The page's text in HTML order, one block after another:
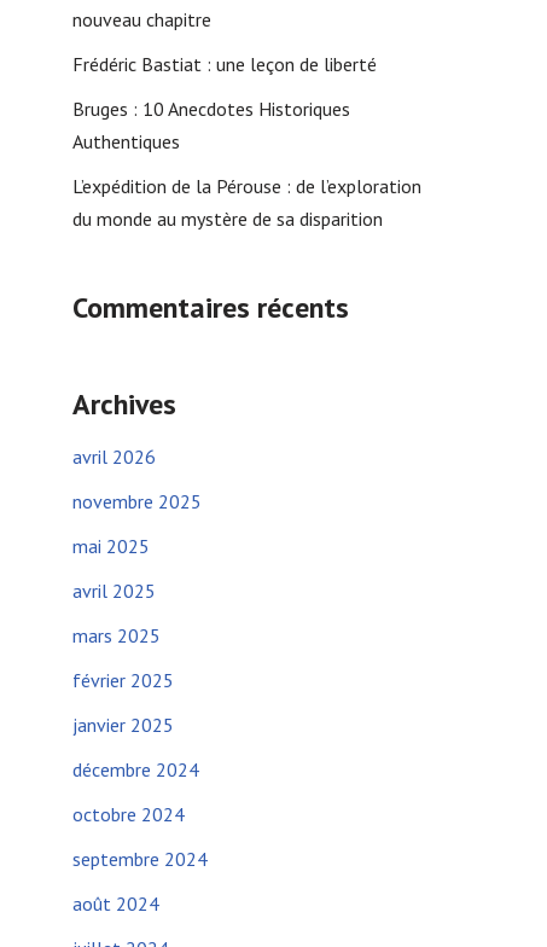
nouveau chapitre
Frédéric Bastiat : une leçon de liberté
Bruges : 10 Anecdotes Historiques
Authentiques
L’expédition de la Pérouse : de l’exploration
du monde au mystère de sa disparition
Commentaires récents
Archives
avril 2026
novembre 2025
mai 2025
avril 2025
mars 2025
février 2025
janvier 2025
décembre 2024
octobre 2024
septembre 2024
août 2024